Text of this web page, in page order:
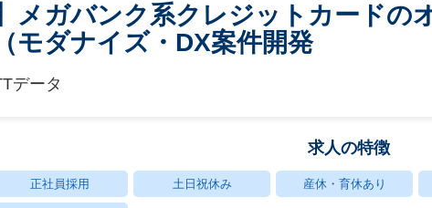
メガバンク系クレジットカードの
モダナイズ・DX案件開発
データ
求人の特徴
正社員採用 土日祝休み 産休・育休あり